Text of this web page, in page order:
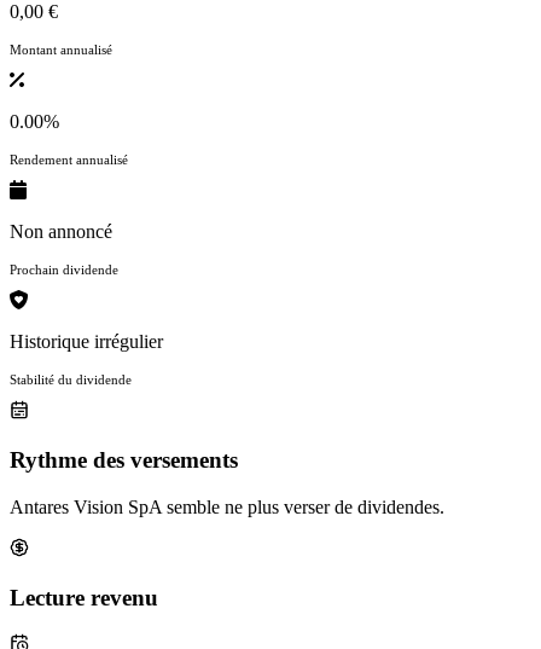
0,00 €
Montant annualisé
0.00%
Rendement annualisé
Non annoncé
Prochain dividende
Historique irrégulier
Stabilité du dividende
Rythme des versements
Antares Vision SpA semble ne plus verser de dividendes.
Lecture revenu